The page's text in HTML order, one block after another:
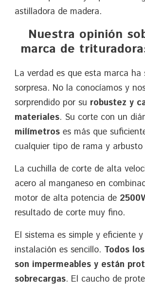
astilladora de madera.
Nuestra opinión
marca de
La verdad es que esta marca
sorpresa. No la conocíamos y
sorprendido por su robustez y
materiales. Su corte con un
milímetros es más que
cualquier tipo de rama y arbusto
La cuchilla de corte de alta
acero al manganeso en
motor de alta potencia de
resultado de corte muy fino.
El sistema es simple y eficiente
instalación es sencillo. Todos
son impermeables y están
sobrecargas. El caucho de